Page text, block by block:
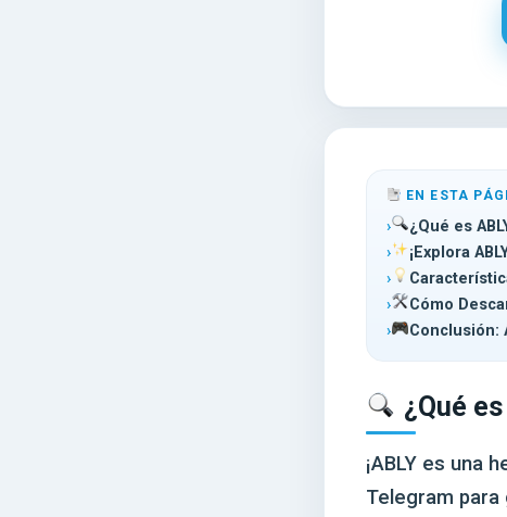
EN ESTA
¿Qué es
¡Explora
Cómo
Conclusión:
¿Qué
¡ABLY es una
Telegram para